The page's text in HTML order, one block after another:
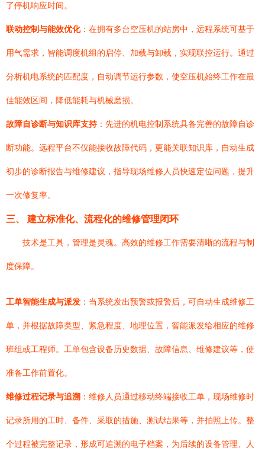
了停机响应时间。
联动控制与能效优化：在拥有多台空压机的站房中，远程系统可基于
用气需求，智能调度机组的启停、加载与卸载，实现联控运行。通过
分析机电系统的匹配度，自动调节运行参数，使空压机始终工作在最
佳能效区间，降低能耗与机械磨损。
故障自诊断与知识库支持：先进的机电控制系统具备完善的故障自诊
断功能。远程平台不仅能接收故障代码，更能关联知识库，自动生成
初步的诊断报告与维修建议，指导现场维修人员快速定位问题，提升
一次修复率。
三、 建立标准化、流程化的维修管理闭环
技术是工具，管理是灵魂。高效的维修工作需要清晰的流程与制
度保障。
工单智能生成与派发 ：当系统发出预警或报警后，可自动生成维修工
单，并根据故障类型、紧急程度、地理位置，智能派发给相应的维修
班组或工程师。工单包含设备历史数据、故障信息、维修建议等，使
准备工作前置化。
维修过程记录与追溯 ：维修人员通过移动终端接收工单，现场维修时
记录所用的工时、备件、采取的措施、测试结果等，并拍照上传。整
个过程被完整记录，形成可追溯的电子档案，为后续的设备管理、人